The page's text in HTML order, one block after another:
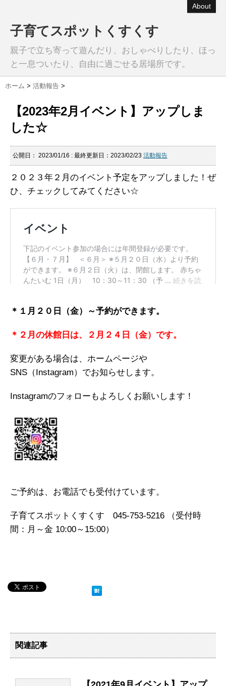
About
子育てスポットくすくす
親子で立ち寄って遊んだり、おしゃべりしたり、ほっ
と一息ついたり、自由に過ごせる居場所です。
ホーム > 活動報告 >
【2023年2月イベント】アップしま
した☆
公開日： 2023/01/16 : 最終更新日：2023/02/23 活動報告
２０２３年２月のイベント予定をアップしました！ぜ
ひ、チェックしてみてください☆
＊１月２０日（金）～予約ができます。
＊２月の休館日は、２月２４日（金）です。
変更がある場合は、ホームページや
SNS（Instagram）でお知らせします。
Instagramのフォローもよろしくお願いします！
ご予約は、お電話でも受付けています。
子育てスポットくすくす 045-753-5216 （受付時
間：月～金 10:00～15:00）
関連記事